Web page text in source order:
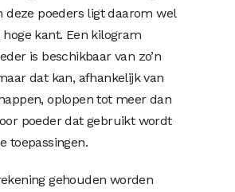
deze poeders ligt daarom wel
kant. Een kilogram
is beschikbaar van zo’n
dat kan, afhankelijk van
oplopen tot meer dan
poeder dat gebruikt wordt
toepassingen.
gehouden worden